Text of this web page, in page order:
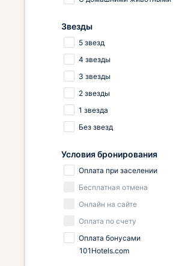
Звезды
5 звезд
4 звезды
3 звезды
2 звезды
1 звезда
Без звезд
Условия бронирования
Оплата при заселении
Бесплатная отмена
Онлайн на сайте
Оплата по счету
Оплата бонусами
101Hotels.com